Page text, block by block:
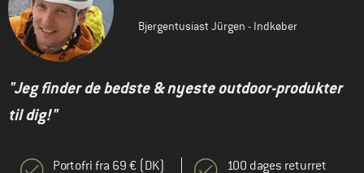
Bjergentusiast Jürgen - Indkøber
"Jeg finder de bedste & nyeste outdoor-produkter
til dig!"
Portofri fra 69 € (DK)
100 dages returret